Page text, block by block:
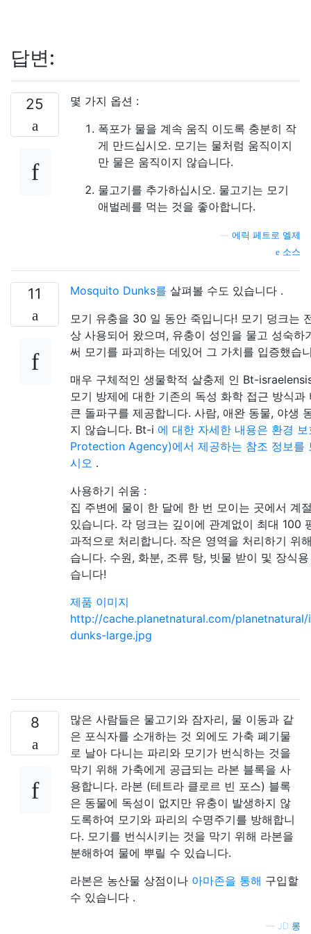
답변:
25
몇 가지 옵션 :
폭포가 물을 계속 움직 이도록 충분히 작
게 만드십시오. 모기는 물처럼 움직이지
만 물은 움직이지 않습니다.
물고기를 추가하십시오. 물고기는 모기
애벌레를 먹는 것을 좋아합니다.
에릭 페트로 엘제
소스
11 Mosquito Dunks를 살펴볼 수도 있습니다 .
모기 유충을 30 일 동안 죽입니다! 모기 덩크는
상 사용되어 왔으며, 유충이 성인을 물고 성숙하
써 모기를 파괴하는 데있어 그 가치를 입증했습
매우 구체적인 생물학적 살충제 인 Bt-
모기 방제에 대한 기존의 독성 화학 접근 방식
큰 돌파구를 제공합니다. 사람, 애완 동물, 야생
지 않습니다. Bt-i 에 대한 자세한 내용은 환경
Protection Agency)에서 제공하는 참조 정보를
시오 .
사용하기 쉬움 :
집 주변에 물이 한 달에 한 번 모이는 곳에서 계
있습니다. 각 덩크는 깊이에 관계없이 최대 100
과적으로 처리합니다. 작은 영역을 처리하기 위
습니다. 수원, 화분, 조류 탕, 빗물 받이 및 장식
습니다!
제품 이미지
http://cache.planetnatural.com/
dunks-large.jpg
8
많은 사람들은 물고기와 잠자리, 물 이동과 같
은 포식자를 소개하는 것 외에도 가축 폐기물
로 날아 다니는 파리와 모기가 번식하는 것을
막기 위해 가축에게 공급되는 라본 블록을 사
용합니다. 라본 (테트라 클로르 빈 포스) 블록
은 동물에 독성이 없지만 유충이 발생하지 않
도록하여 모기와 파리의 수명주기를 방해합니
다. 모기를 번식시키는 것을 막기 위해 라본을
분해하여 물에 뿌릴 수 있습니다.
라본은 농산물 상점이나 아마존을 통해 구입할
수 있습니다 .
— JD 롱